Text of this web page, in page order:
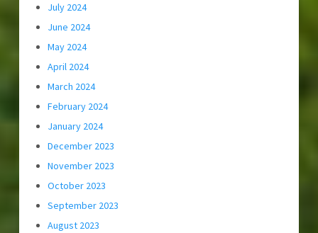
July 2024
June 2024
May 2024
April 2024
March 2024
February 2024
January 2024
December 2023
November 2023
October 2023
September 2023
August 2023